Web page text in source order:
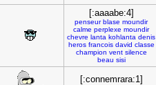
[:aaaabe:4]
penseur blase moundir
calme perplexe moundir
chevre lanta kohlanta denis
heros francois david classe
champion vent silence
beau sisi
[:connemrara:1]